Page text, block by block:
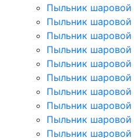
Пыльник
Пыльник
Пыльник
Пыльник
Пыльник
Пыльник
Пыльник
Пыльник
Пыльник
Пыльник